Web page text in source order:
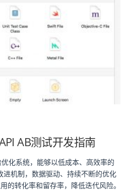
AB测试开发指南
化系统，能够以低成本、高效率的
进机制，数据驱动、持续不断的优化
的转化率和留存率，降低迭代风险。